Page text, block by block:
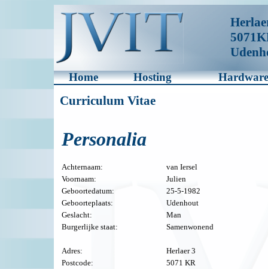
Home Hosting Hardware
Curriculum Vitae
Personalia
Achternaam:
van Iersel
Voornaam:
Julien
Geboortedatum:
25-5-1982
Geboorteplaats:
Udenhout
Geslacht:
Man
Burgerlijke staat:
Samenwonend
Adres:
Herlaer 3
Postcode:
5071 KR